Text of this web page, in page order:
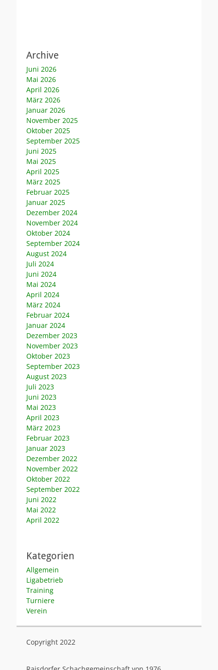
Archive
Juni 2026
Mai 2026
April 2026
März 2026
Januar 2026
November 2025
Oktober 2025
September 2025
Juni 2025
Mai 2025
April 2025
März 2025
Februar 2025
Januar 2025
Dezember 2024
November 2024
Oktober 2024
September 2024
August 2024
Juli 2024
Juni 2024
Mai 2024
April 2024
März 2024
Februar 2024
Januar 2024
Dezember 2023
November 2023
Oktober 2023
September 2023
August 2023
Juli 2023
Juni 2023
Mai 2023
April 2023
März 2023
Februar 2023
Januar 2023
Dezember 2022
November 2022
Oktober 2022
September 2022
Juni 2022
Mai 2022
April 2022
Kategorien
Allgemein
Ligabetrieb
Training
Turniere
Verein
Copyright 2022